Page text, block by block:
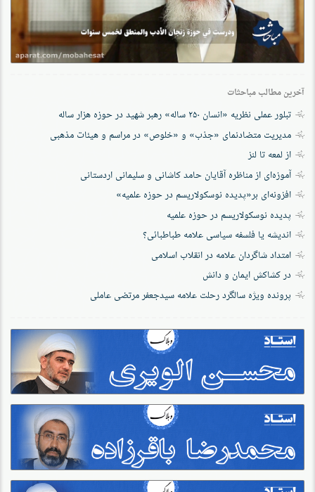
آخرین مطالب مباحثات
تبلور عملی نظریه «انسان ۲۵۰ ساله» رهبر شهید در حوزه هزار ساله
مدیریت متضادنمای «جذب» و «خلوص» در مراسم و هیئات مذهبی
از لمعه تا لنز
آموزه‌ای از مناظره آقایان حامد کاشانی و سلیمانی اردستانی
افزونه‌ای بر«پدیده نوسکولاریسم در حوزه‌ علمیه»
پدیده نوسکولاریسم در حوزه علمیه
اندیشه یا فلسفه سیاسی علامه طباطبائی؟
امتداد شاگردان علامه در انقلاب اسلامی
در کشاکش ایمان و دانش
پرونده‌ ویژه سالگرد رحلت علامه سیدجعفر مرتضی عاملی